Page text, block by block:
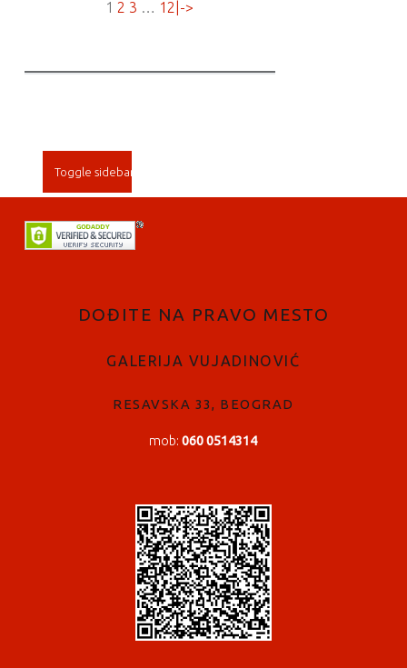
1 2 3 12 |->
SIDEBAR
Toggle sidebar
FOOTER SIDEBAR
DOĐITE NA PRAVO MESTO
GALERIJA VUJADINOVIĆ
RESAVSKA 33, BEOGRAD
mob:060 0514314